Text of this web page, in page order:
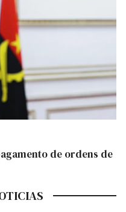
de ordens de